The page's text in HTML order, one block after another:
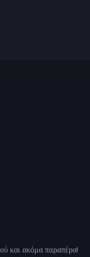
και ακόμα παραπέρα!